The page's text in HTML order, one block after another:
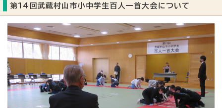
第14回武蔵村山市小中学生百人一首大会について